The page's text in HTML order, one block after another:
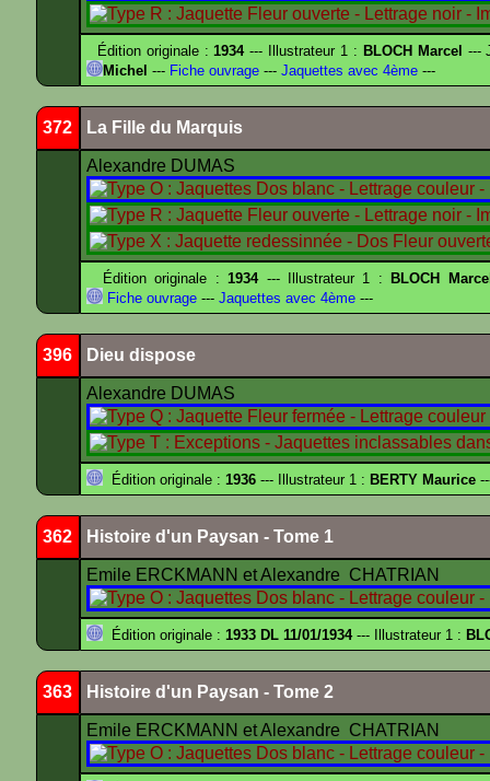
Édition originale :1934--- Illustrateur 1 : BLOCH Marcel ---
Michel --- Fiche ouvrage --- Jaquettes avec 4ème ---
372 La Fille du Marquis
Alexandre DUMAS
Édition originale :1934--- Illustrateur 1 :
BLOCH
Fiche ouvrage --- Jaquettes avec 4ème ---
396 Dieu dispose
Alexandre DUMAS
Édition originale : 1936 --- Illustrateur 1 : BERTY Maurice
362 Histoire d'un Paysan - Tome 1
Emile ERCKMANN et Alexandre CHATRIAN
Édition originale : 1933 DL 11/01/1934--- Illustrateur 1 :
363 Histoire d'un Paysan - Tome 2
Emile ERCKMANN et Alexandre CHATRIAN